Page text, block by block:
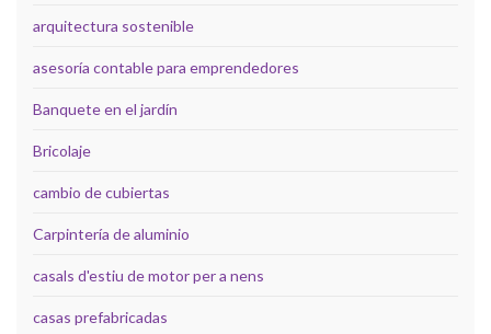
arquitectura sostenible
asesoría contable para emprendedores
Banquete en el jardín
Bricolaje
cambio de cubiertas
Carpintería de aluminio
casals d'estiu de motor per a nens
casas prefabricadas